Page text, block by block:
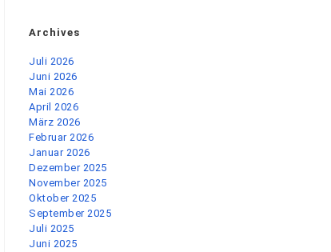
Archives
Juli 2026
Juni 2026
Mai 2026
April 2026
März 2026
Februar 2026
Januar 2026
Dezember 2025
November 2025
Oktober 2025
September 2025
Juli 2025
Juni 2025